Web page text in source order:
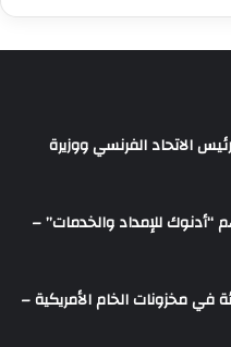
الاتحاد الفرنسي ووزيرة
من أسهم “أدنوك للإمداد والخدمات” –
في مخزونات الخام الأمريكية –